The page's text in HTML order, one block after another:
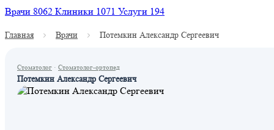
Врачи 8062 Клиники 1071 Услуги 194
Главная Врачи Потемкин Александр Сергеевич
Стоматолог · Стоматолог-ортопед
Потемкин Александр Сергеевич